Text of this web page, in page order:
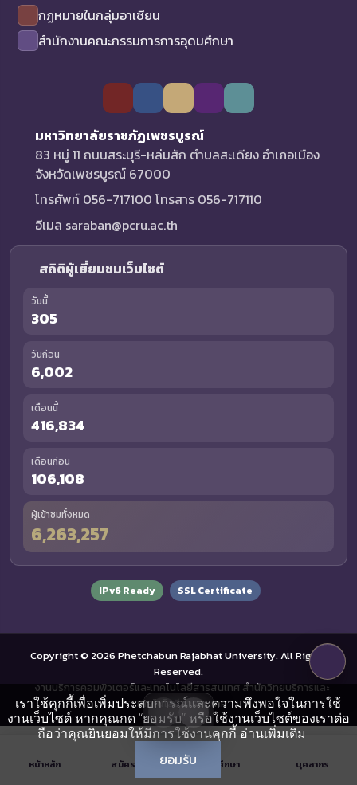
กฏหมายในกลุ่มอาเซียน
สำนักงานคณะกรรมการการอุดมศึกษา
มหาวิทยาลัยราชภัฏเพชรบูรณ์
83 หมู่ 11 ถนนสระบุรี-หล่มสัก ตำบลสะเดียง อำเภอเมือง
จังหวัดเพชรบูรณ์ 67000
โทรศัพท์ 056-717100 โทรสาร 056-717110
อีเมล saraban@pcru.ac.th
สถิติผู้เยี่ยมชมเว็บไซต์
วันนี้
305
วันก่อน
6,002
เดือนนี้
416,834
เดือนก่อน
106,108
ผู้เข้าชมทั้งหมด
6,263,257
IPv6 Ready SSL Certificate
Copyright © 2026 Phetchabun Rajabhat University. All Rights
Reserved.
งานบริการคอมพิวเตอร์และเทคโนโลยีสารสนเทศ สำนักวิทยบริการและ
เทคโนโลยีสารสนเทศ
หน้าหลัก สมัครเรียน นักศึกษา บุคลากร
เราใช้คุกกี้เพื่อเพิ่มประสบการณ์และความพึงพอใจในการใช้
งานเว็บไซต์ หากคุณกด “ยอมรับ” หรือใช้งานเว็บไซต์ของเราต่อ
ถือว่าคุณยินยอมให้มีการใช้งานคุกกี้ อ่านเพิ่มเติม
ยอมรับ